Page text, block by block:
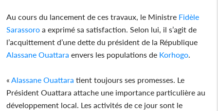
Au cours du lancement de ces travaux, le Ministre Fidèle
Sarassoro a exprimé sa satisfaction. Selon lui, il s’agit de
l’acquittement d’une dette du président de la République
Alassane Ouattara envers les populations de Korhogo.
«Alassane Ouattara tient toujours ses promesses. Le
Président Ouattara attache une importance particulière au
développement local. Les activités de ce jour sont le